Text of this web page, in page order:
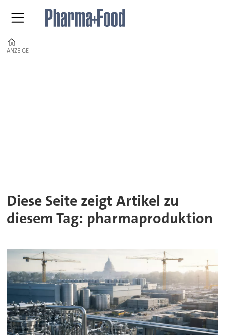
ANZEIGE
ANZEIGE
Diese Seite zeigt Artikel zu
diesem Tag: pharmaproduktion